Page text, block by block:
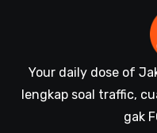
Your daily dose of
lengkap soal traffic,
gak